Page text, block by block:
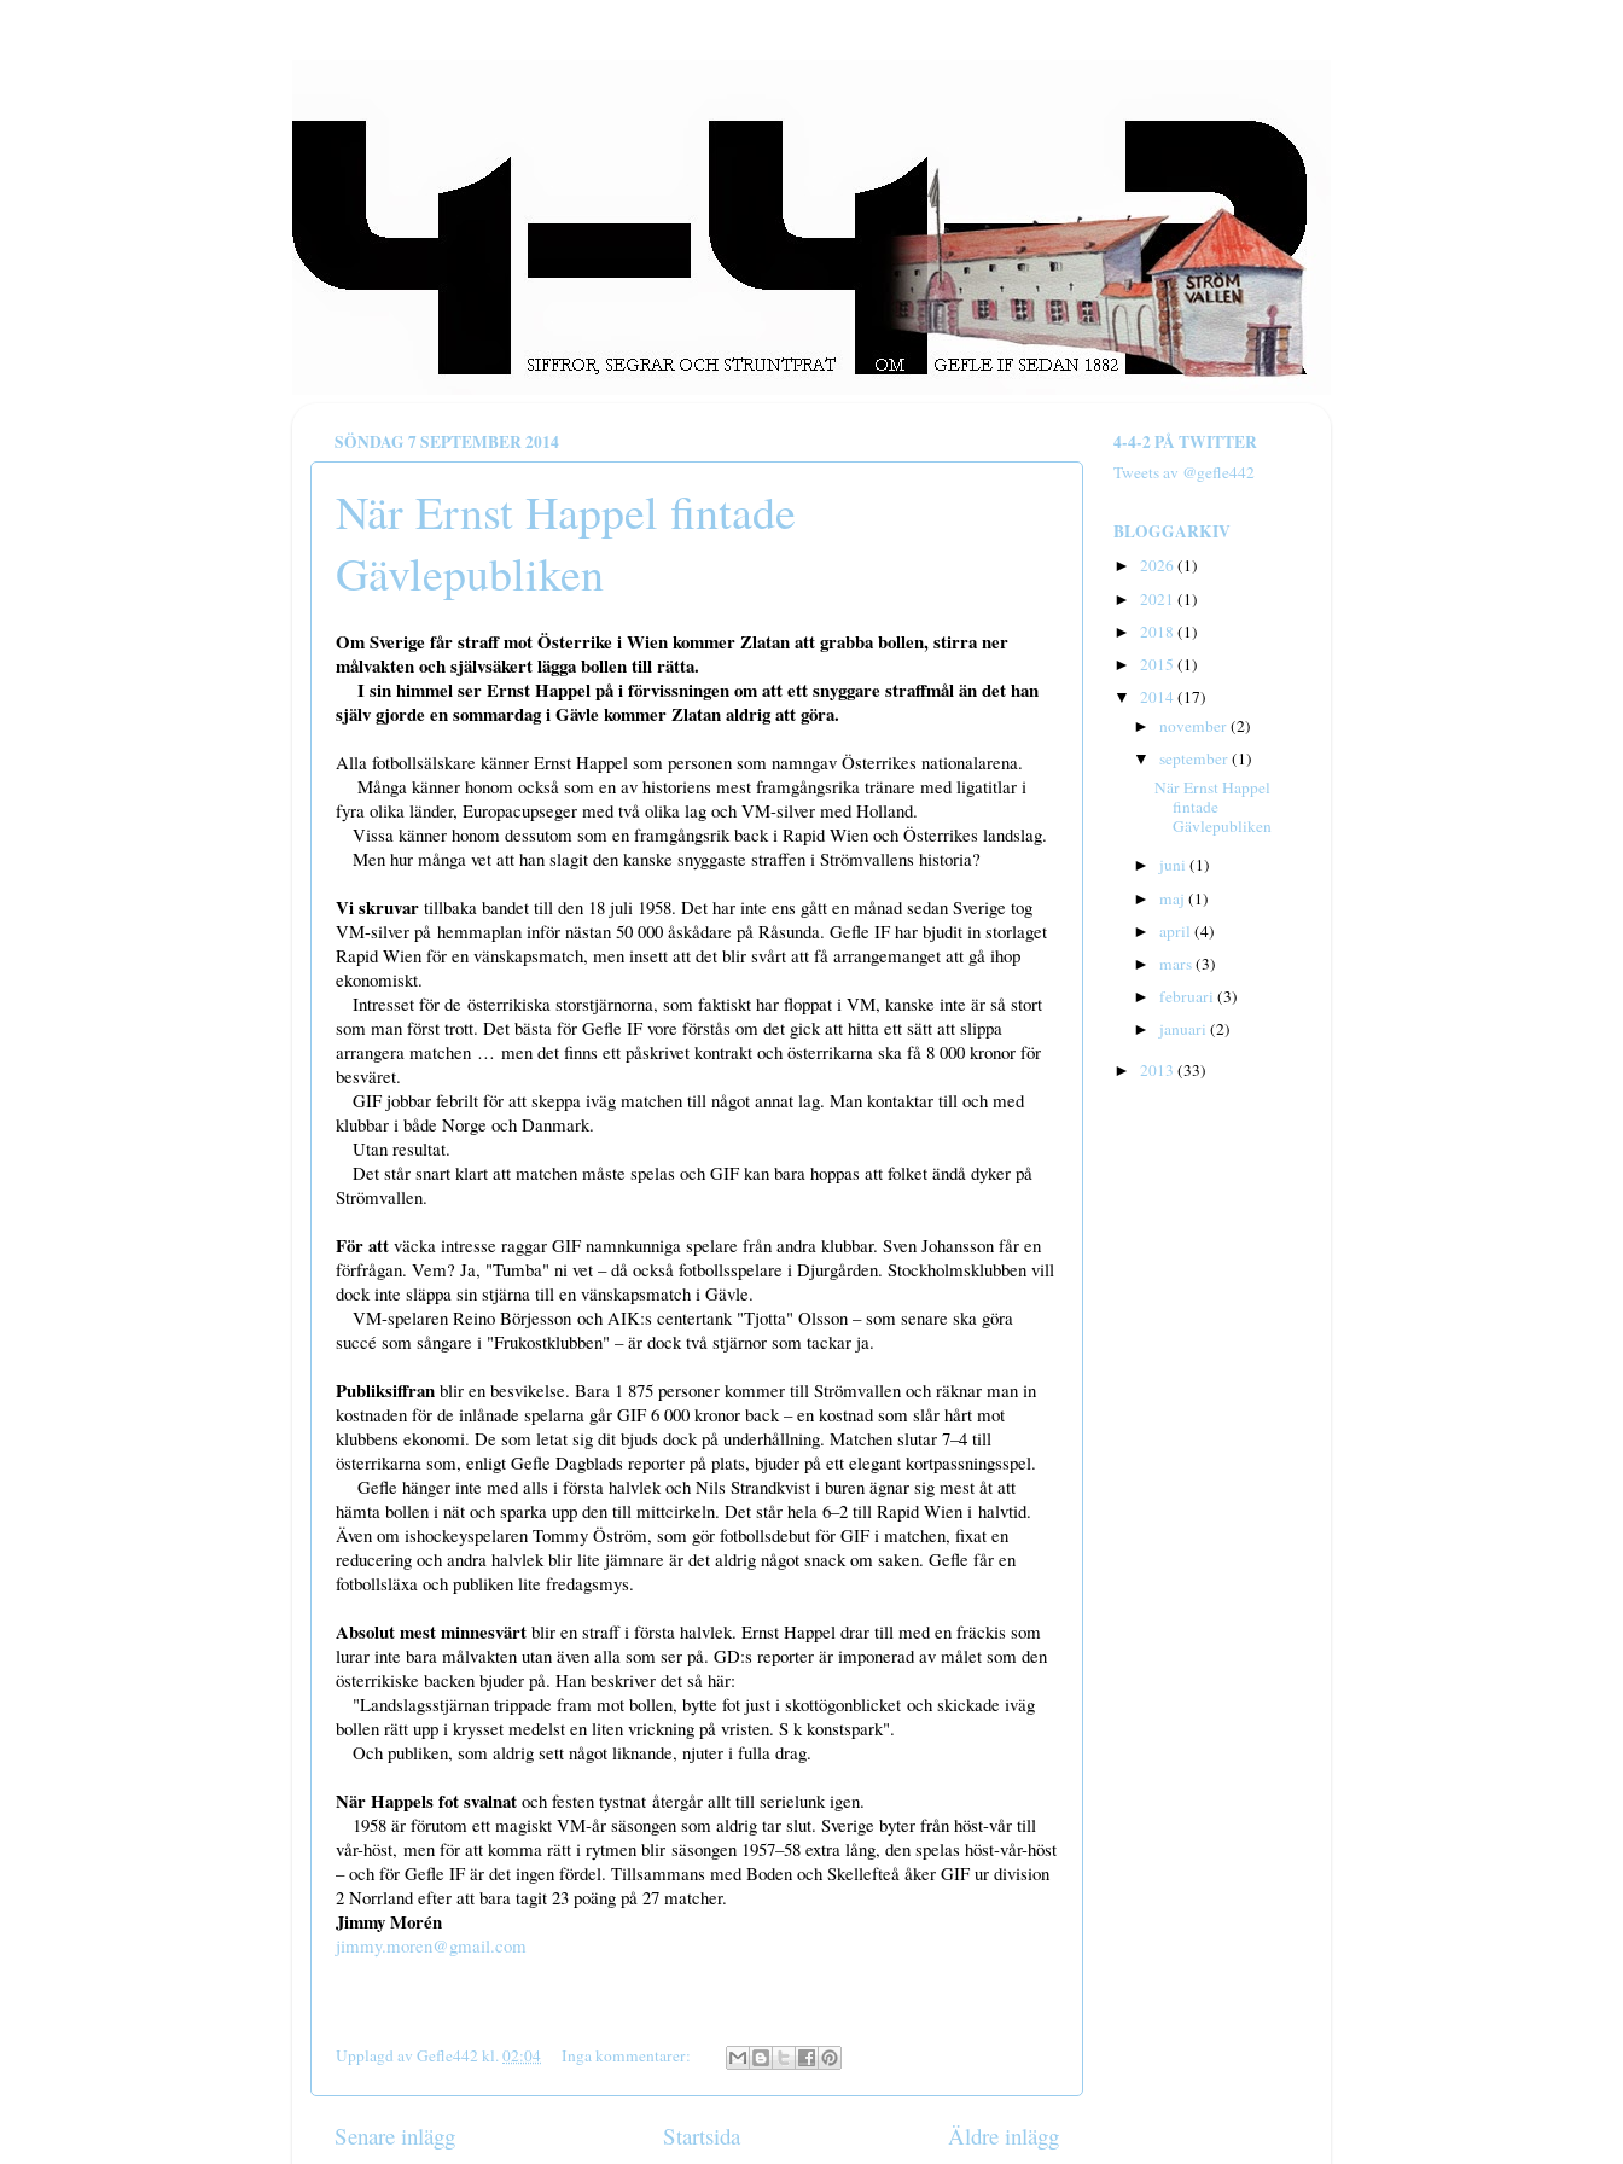
SÖNDAG 7 SEPTEMBER 2014
När Ernst Happel fintade
Gävlepubliken
Om Sverige får straff mot Österrike i Wien kommer Zlatan att grabba bollen, stirra ner
målvakten och självsäkert lägga bollen till rätta.
I sin himmel ser Ernst Happel på i förvissningen om att ett snyggare straffmål än det han
själv gjorde en sommardag i Gävle kommer Zlatan aldrig att göra.
Alla fotbollsälskare känner Ernst Happel som personen som namngav Österrikes nationalarena.
Många känner honom också som en av historiens mest framgångsrika tränare med ligatitlar i
fyra olika länder, Europacupseger med två olika lag och VM-silver med Holland.
Vissa känner honom dessutom som en framgångsrik back i Rapid Wien och Österrikes landslag.
Men hur många vet att han slagit den kanske snyggaste straffen i Strömvallens historia?
Vi skruvar tillbaka bandet till den 18 juli 1958. Det har inte ens gått en månad sedan Sverige tog
VM-silver på hemmaplan inför nästan 50 000 åskådare på Råsunda. Gefle IF har bjudit in storlaget
Rapid Wien för en vänskapsmatch, men insett att det blir svårt att få arrangemanget att gå ihop
ekonomiskt.
Intresset för de österrikiska storstjärnorna, som faktiskt har floppat i VM, kanske inte är så stort
som man först trott. Det bästa för Gefle IF vore förstås om det gick att hitta ett sätt att slippa
arrangera matchen … men det finns ett påskrivet kontrakt och österrikarna ska få 8 000 kronor för
besväret.
GIF jobbar febrilt för att skeppa iväg matchen till något annat lag. Man kontaktar till och med
klubbar i både Norge och Danmark.
Utan resultat.
Det står snart klart att matchen måste spelas och GIF kan bara hoppas att folket ändå dyker på
Strömvallen.
För att väcka intresse raggar GIF namnkunniga spelare från andra klubbar. Sven Johansson får en
förfrågan. Vem? Ja, "Tumba" ni vet – då också fotbollsspelare i Djurgården. Stockholmsklubben vill
dock inte släppa sin stjärna till en vänskapsmatch i Gävle.
VM-spelaren Reino Börjesson och AIK:s centertank "Tjotta" Olsson – som senare ska göra
succé som sångare i "Frukostklubben" – är dock två stjärnor som tackar ja.
Publiksiffran blir en besvikelse. Bara 1 875 personer kommer till Strömvallen och räknar man in
kostnaden för de inlånade spelarna går GIF 6 000 kronor back – en kostnad som slår hårt mot
klubbens ekonomi. De som letat sig dit bjuds dock på underhållning. Matchen slutar 7–4 till
österrikarna som, enligt Gefle Dagblads reporter på plats, bjuder på ett elegant kortpassningsspel.
Gefle hänger inte med alls i första halvlek och Nils Strandkvist i buren ägnar sig mest åt att
hämta bollen i nät och sparka upp den till mittcirkeln. Det står hela 6–2 till Rapid Wien i halvtid.
Även om ishockeyspelaren Tommy Öström, som gör fotbollsdebut för GIF i matchen, fixat en
reducering och andra halvlek blir lite jämnare är det aldrig något snack om saken. Gefle får en
fotbollsläxa och publiken lite fredagsmys.
Absolut mest minnesvärt blir en straff i första halvlek. Ernst Happel drar till med en fräckis som
lurar inte bara målvakten utan även alla som ser på. GD:s reporter är imponerad av målet som den
österrikiske backen bjuder på. Han beskriver det så här:
"Landslagsstjärnan trippade fram mot bollen, bytte fot just i skottögonblicket och skickade iväg
bollen rätt upp i krysset medelst en liten vrickning på vristen. S k konstspark".
Och publiken, som aldrig sett något liknande, njuter i fulla drag.
När Happels fot svalnat och festen tystnat återgår allt till serielunk igen.
1958 är förutom ett magiskt VM-år säsongen som aldrig tar slut. Sverige byter från höst-vår till
vår-höst, men för att komma rätt i rytmen blir säsongen 1957–58 extra lång, den spelas höst-vår-höst
– och för Gefle IF är det ingen fördel. Tillsammans med Boden och Skellefteå åker GIF ur division
2 Norrland efter att bara tagit 23 poäng på 27 matcher.
Jimmy Morén
jimmy.moren@gmail.com
Upplagd av Gefle442 kl.02:04 Inga kommentarer:
Senare inlägg Äldre inlägg
Startsida
4-4-2 PÅ TWITTER
Tweets av @gefle442
BLOGGARKIV
► 2026(1)
► 2021 (1)
► 2018 (1)
► 2015 (1)
▼ 2014(17)
►november(2)
▼september(1)
När Ernst Happel
fintade
Gävlepubliken
► juni(1)
► maj(1)
►april(4)
► mars(3)
►februari(3)
► januari(2)
► 2013 (33)